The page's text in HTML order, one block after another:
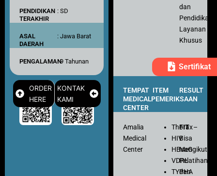
PENDIDIKAN
TERAKHIR
: SD
ASAL
DAERAH
: Jawa Barat
PENGALAMAN: 9 Tahunan
ORDER
HERE
KONTAK
KAMI
dan
Pendidikan
Layanan
Khusus
Sertifikat
TEMPAT
MEDICAL
CENTER
ITEM
PEMERIKSAAN
RESULT
Amalia
Medical
Center
Thorax
HIV
HBsaG
VDRL
TYPHA
FIT–
Bisa
Mengikuti
Pelatihan
dan